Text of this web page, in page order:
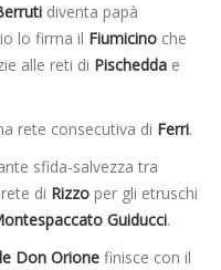
diventa papà
lo firma il Fiumicino che
alle reti di Pischedda e
rete consecutiva di Ferri.
sfida-salvezza tra
di Rizzo per gli etruschi
Guiducci.
Don Orione finisce con il